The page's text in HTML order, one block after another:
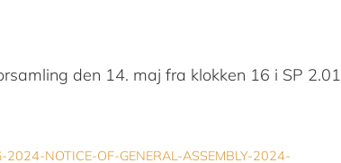
den 14. maj fra klokken 16 i SP 2.01
2024-NOTICE-OF-GENERAL-ASSEMBLY-2024-